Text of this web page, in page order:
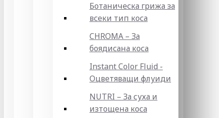
Ботаническа грижа за
всеки тип коса
CHROMA – За
боядисана коса
Instant Color Fluid -
Оцветяващи флуиди
NUTRI – За суха и
изтощена коса